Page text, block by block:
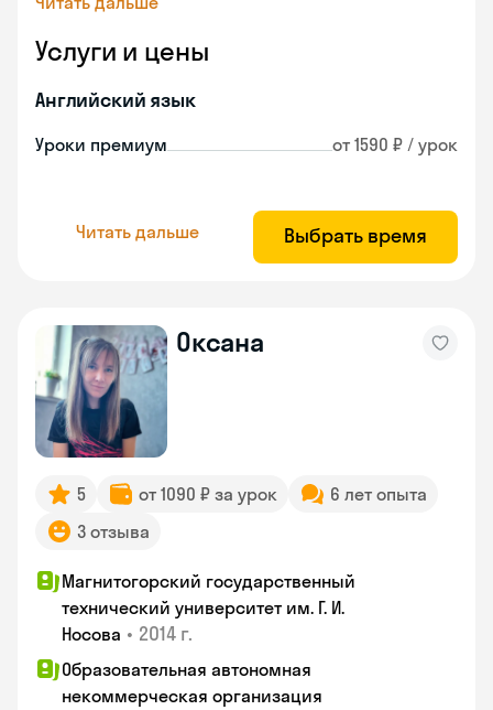
Услуги и цены
Английский язык
Уроки премиум от 1590 ₽ / урок
Читать дальше Выбрать время
Оксана
5 от 1090 ₽ за урок
6 лет опыта
3 отзыва
Магнитогорский государственный
технический университет им. Г. И.
Носова • 2014 г.
Образовательная автономная
некоммерческая организация